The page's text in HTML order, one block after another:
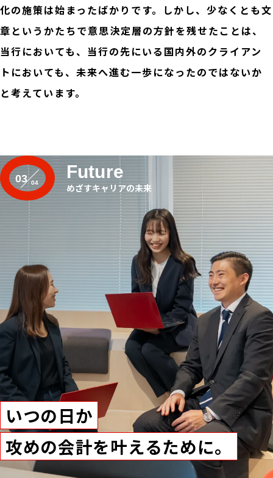
化の施策は始まったばかりです。しかし、少なくとも文
章というかたちで意思決定層の方針を残せたことは、
当行においても、当行の先にいる国内外のクライアン
トにおいても、未来へ進む一歩になったのではないか
と考えています。
03 Future
めざすキャリアの未来
いつの日か
攻めの会計を叶えるために。